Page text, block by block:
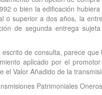
o bien la edificación
o superior a dos años, la
de segunda entrega
de consulta, parece
aplicado por el
el Valor Añadido de la
Patrimoniales